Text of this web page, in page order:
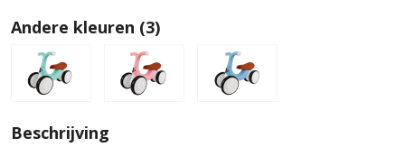
Andere kleuren (3)
Beschrijving